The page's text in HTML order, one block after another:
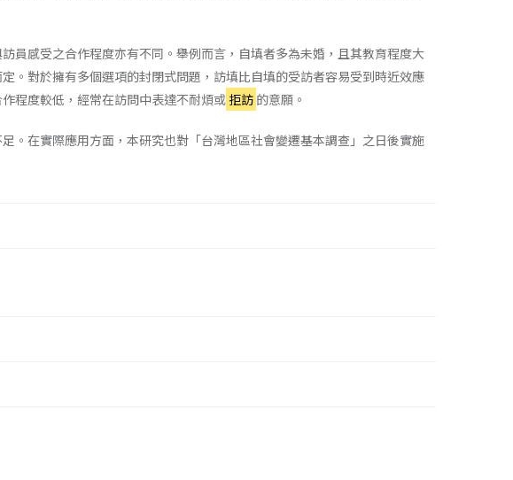
員感受之合作程度亦有不同。舉例而言，自填者多為未婚，且其教育程度大
。對於擁有多個選項的封閉式問題，訪填比自填的受訪者容易受到時近效應
程度較低，經常在訪問中表達不耐煩或 拒訪 的意願。
。在實際應用方面，本研究也對「台灣地區社會變遷基本調查」之日後實施